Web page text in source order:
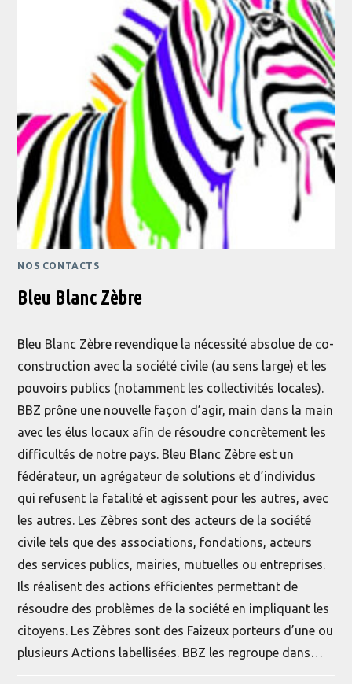
NOS CONTACTS
Bleu Blanc Zèbre
Bleu Blanc Zèbre revendique la nécessité absolue de co-
construction avec la société civile (au sens large) et les
pouvoirs publics (notamment les collectivités locales).
BBZ prône une nouvelle façon d’agir, main dans la main
avec les élus locaux afin de résoudre concrètement les
difficultés de notre pays. Bleu Blanc Zèbre est un
fédérateur, un agrégateur de solutions et d’individus
qui refusent la fatalité et agissent pour les autres, avec
les autres. Les Zèbres sont des acteurs de la société
civile tels que des associations, fondations, acteurs
des services publics, mairies, mutuelles ou entreprises.
Ils réalisent des actions efficientes permettant de
résoudre des problèmes de la société en impliquant les
citoyens. Les Zèbres sont des Faizeux porteurs d’une ou
plusieurs Actions labellisées. BBZ les regroupe dans…